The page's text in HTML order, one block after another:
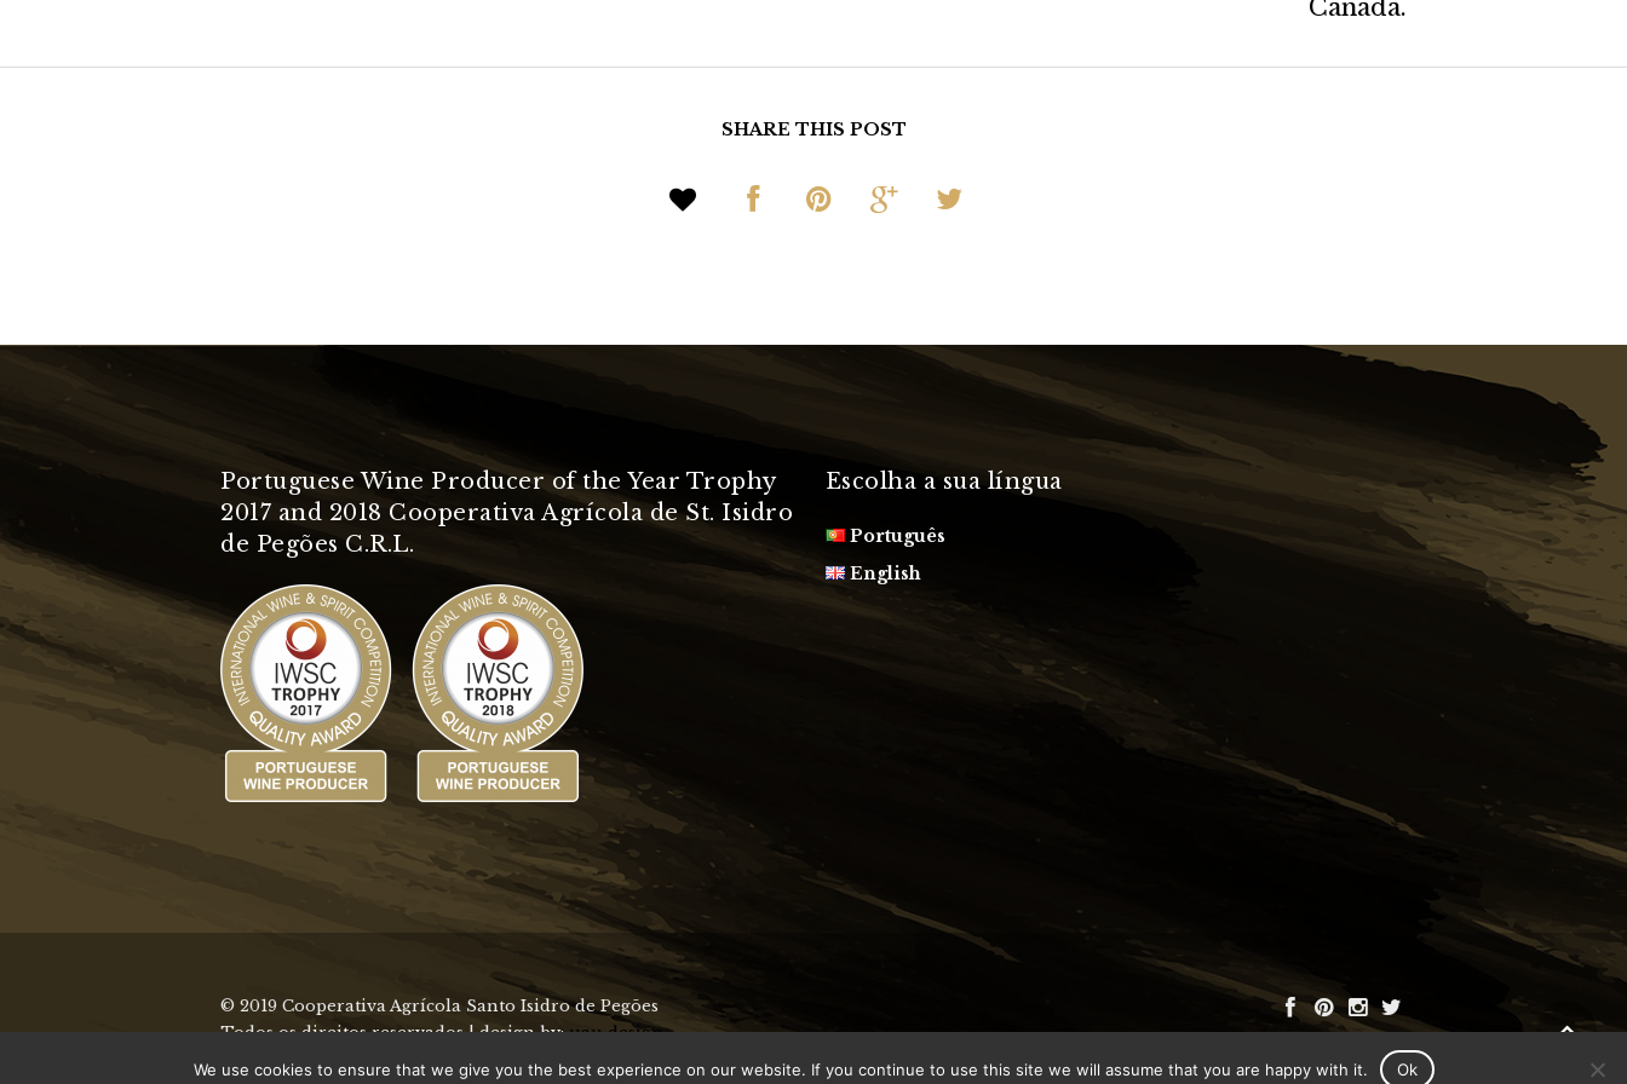
Canadá.
SHARE THIS POST
Portuguese Wine Producer of the Year Trophy
2017 and 2018 Cooperativa Agrícola de St. Isidro
de Pegões C.R.L.
Escolha a sua língua
Português
English
© 2019 Cooperativa Agrícola Santo Isidro de Pegões
Todos os direitos reservados | design by:uau design
We use cookies to ensure that we give you the best experience on our website. If you continue to use this site we will assume that you are happy with it. Ok